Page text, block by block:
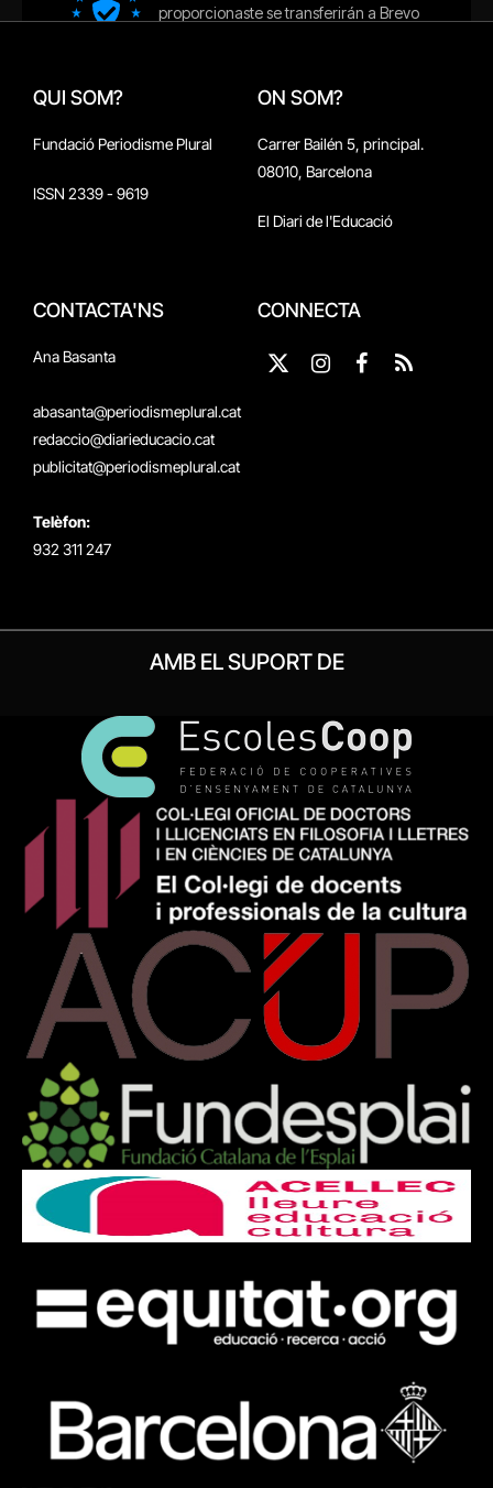
QUI SOM?
Fundació Periodisme Plural
ISSN 2339 - 9619
ON SOM?
Carrer Bailén 5, principal.
08010, Barcelona
El Diari de l'Educació
CONTACTA'NS
Ana Basanta
abasanta@periodismeplural.cat
redaccio@diarieducacio.cat
publicitat@periodismeplural.cat
Telèfon:
932 311 247
CONNECTA
X
Instagram
Facebook
RSS
AMB EL SUPORT DE